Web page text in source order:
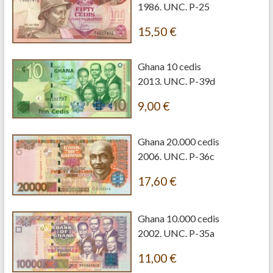
1986. UNC. P-25
15,50€
Ghana 10 cedis
2013. UNC. P-39d
9,00€
Ghana 20.000 cedis
2006. UNC. P-36c
17,60€
Ghana 10.000 cedis
2002. UNC. P-35a
11,00€